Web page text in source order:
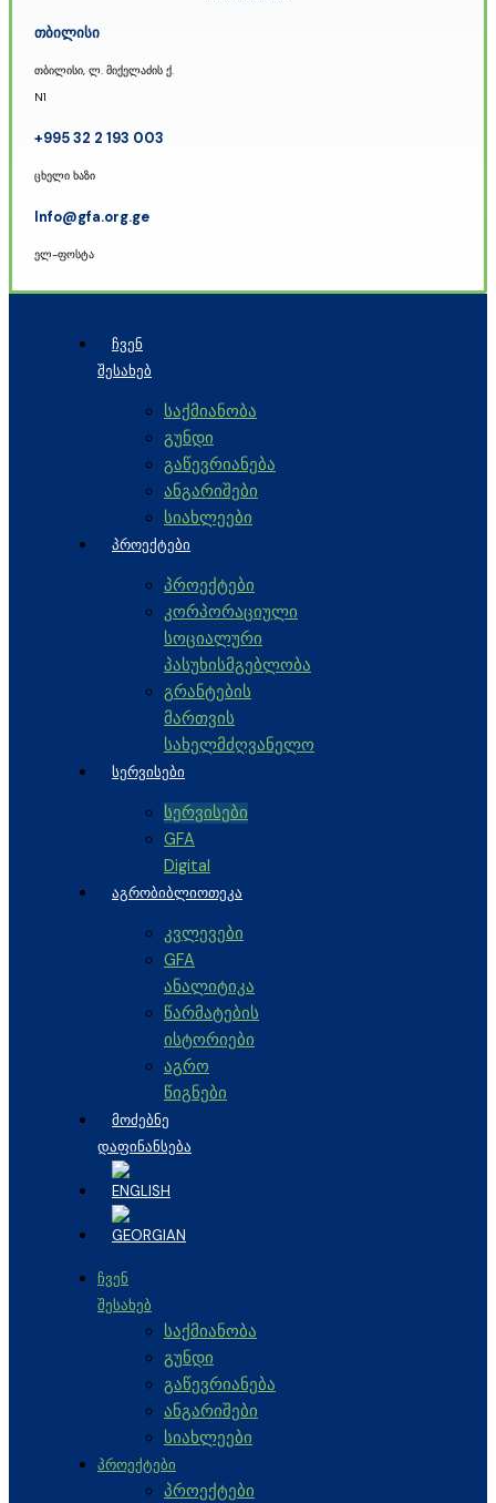
თბილისი
თბილისი, ლ. მიქელაძის ქ.
N1
+995 32 2 193 003
ცხელი ხაზი
Info@gfa.org.ge
ელ-ფოსტა
ᲩᲕᲔᲜ
ᲨᲔᲡᲐᲮᲔᲑ
საქმიანობა
გუნდი
გაწევრიანება
ანგარიშები
სიახლეები
ᲞᲠᲝᲔᲥᲢᲔᲑᲘ
პროექტები
კორპორაციული
სოციალური
პასუხისმგებლობა
გრანტების
მართვის
სახელმძღვანელო
ᲡᲔᲠᲕᲘᲡᲔᲑᲘ
სერვისები
GFA
Digital
ᲐᲒᲠᲝᲑᲘᲑᲚᲘᲝᲗᲔᲙᲐ
კვლევები
GFA
ანალიტიკა
წარმატების
ისტორიები
აგრო
წიგნები
ᲛᲝᲫᲔᲑᲜᲔ
ᲓᲐᲤᲘᲜᲐᲜᲡᲔᲑᲐ
ᲩᲕᲔᲜ
ᲨᲔᲡᲐᲮᲔᲑ
საქმიანობა
გუნდი
გაწევრიანება
ანგარიშები
სიახლეები
ᲞᲠᲝᲔᲥᲢᲔᲑᲘ
პროექტები